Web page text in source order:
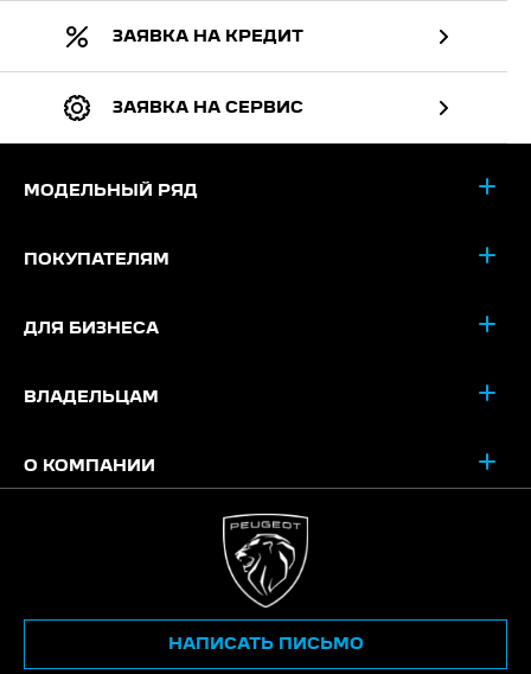
ЗАЯВКА НА КРЕДИТ
ЗАЯВКА НА СЕРВИС
МОДЕЛЬНЫЙ РЯД
ПОКУПАТЕЛЯМ
ДЛЯ БИЗНЕСА
ВЛАДЕЛЬЦАМ
О КОМПАНИИ
НАПИСАТЬ ПИСЬМО